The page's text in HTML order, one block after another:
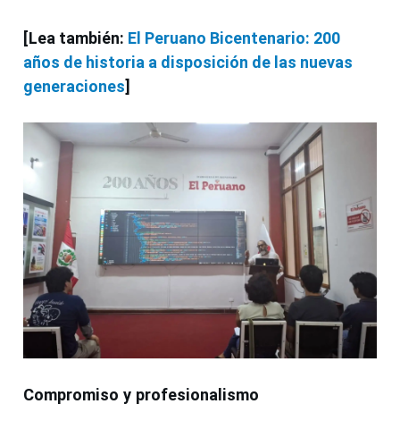
[Lea también: El Peruano Bicentenario: 200
años de historia a disposición de las nuevas
generaciones]
Compromiso y profesionalismo